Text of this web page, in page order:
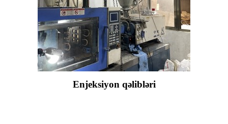
Enjeksiyon qəlibləri